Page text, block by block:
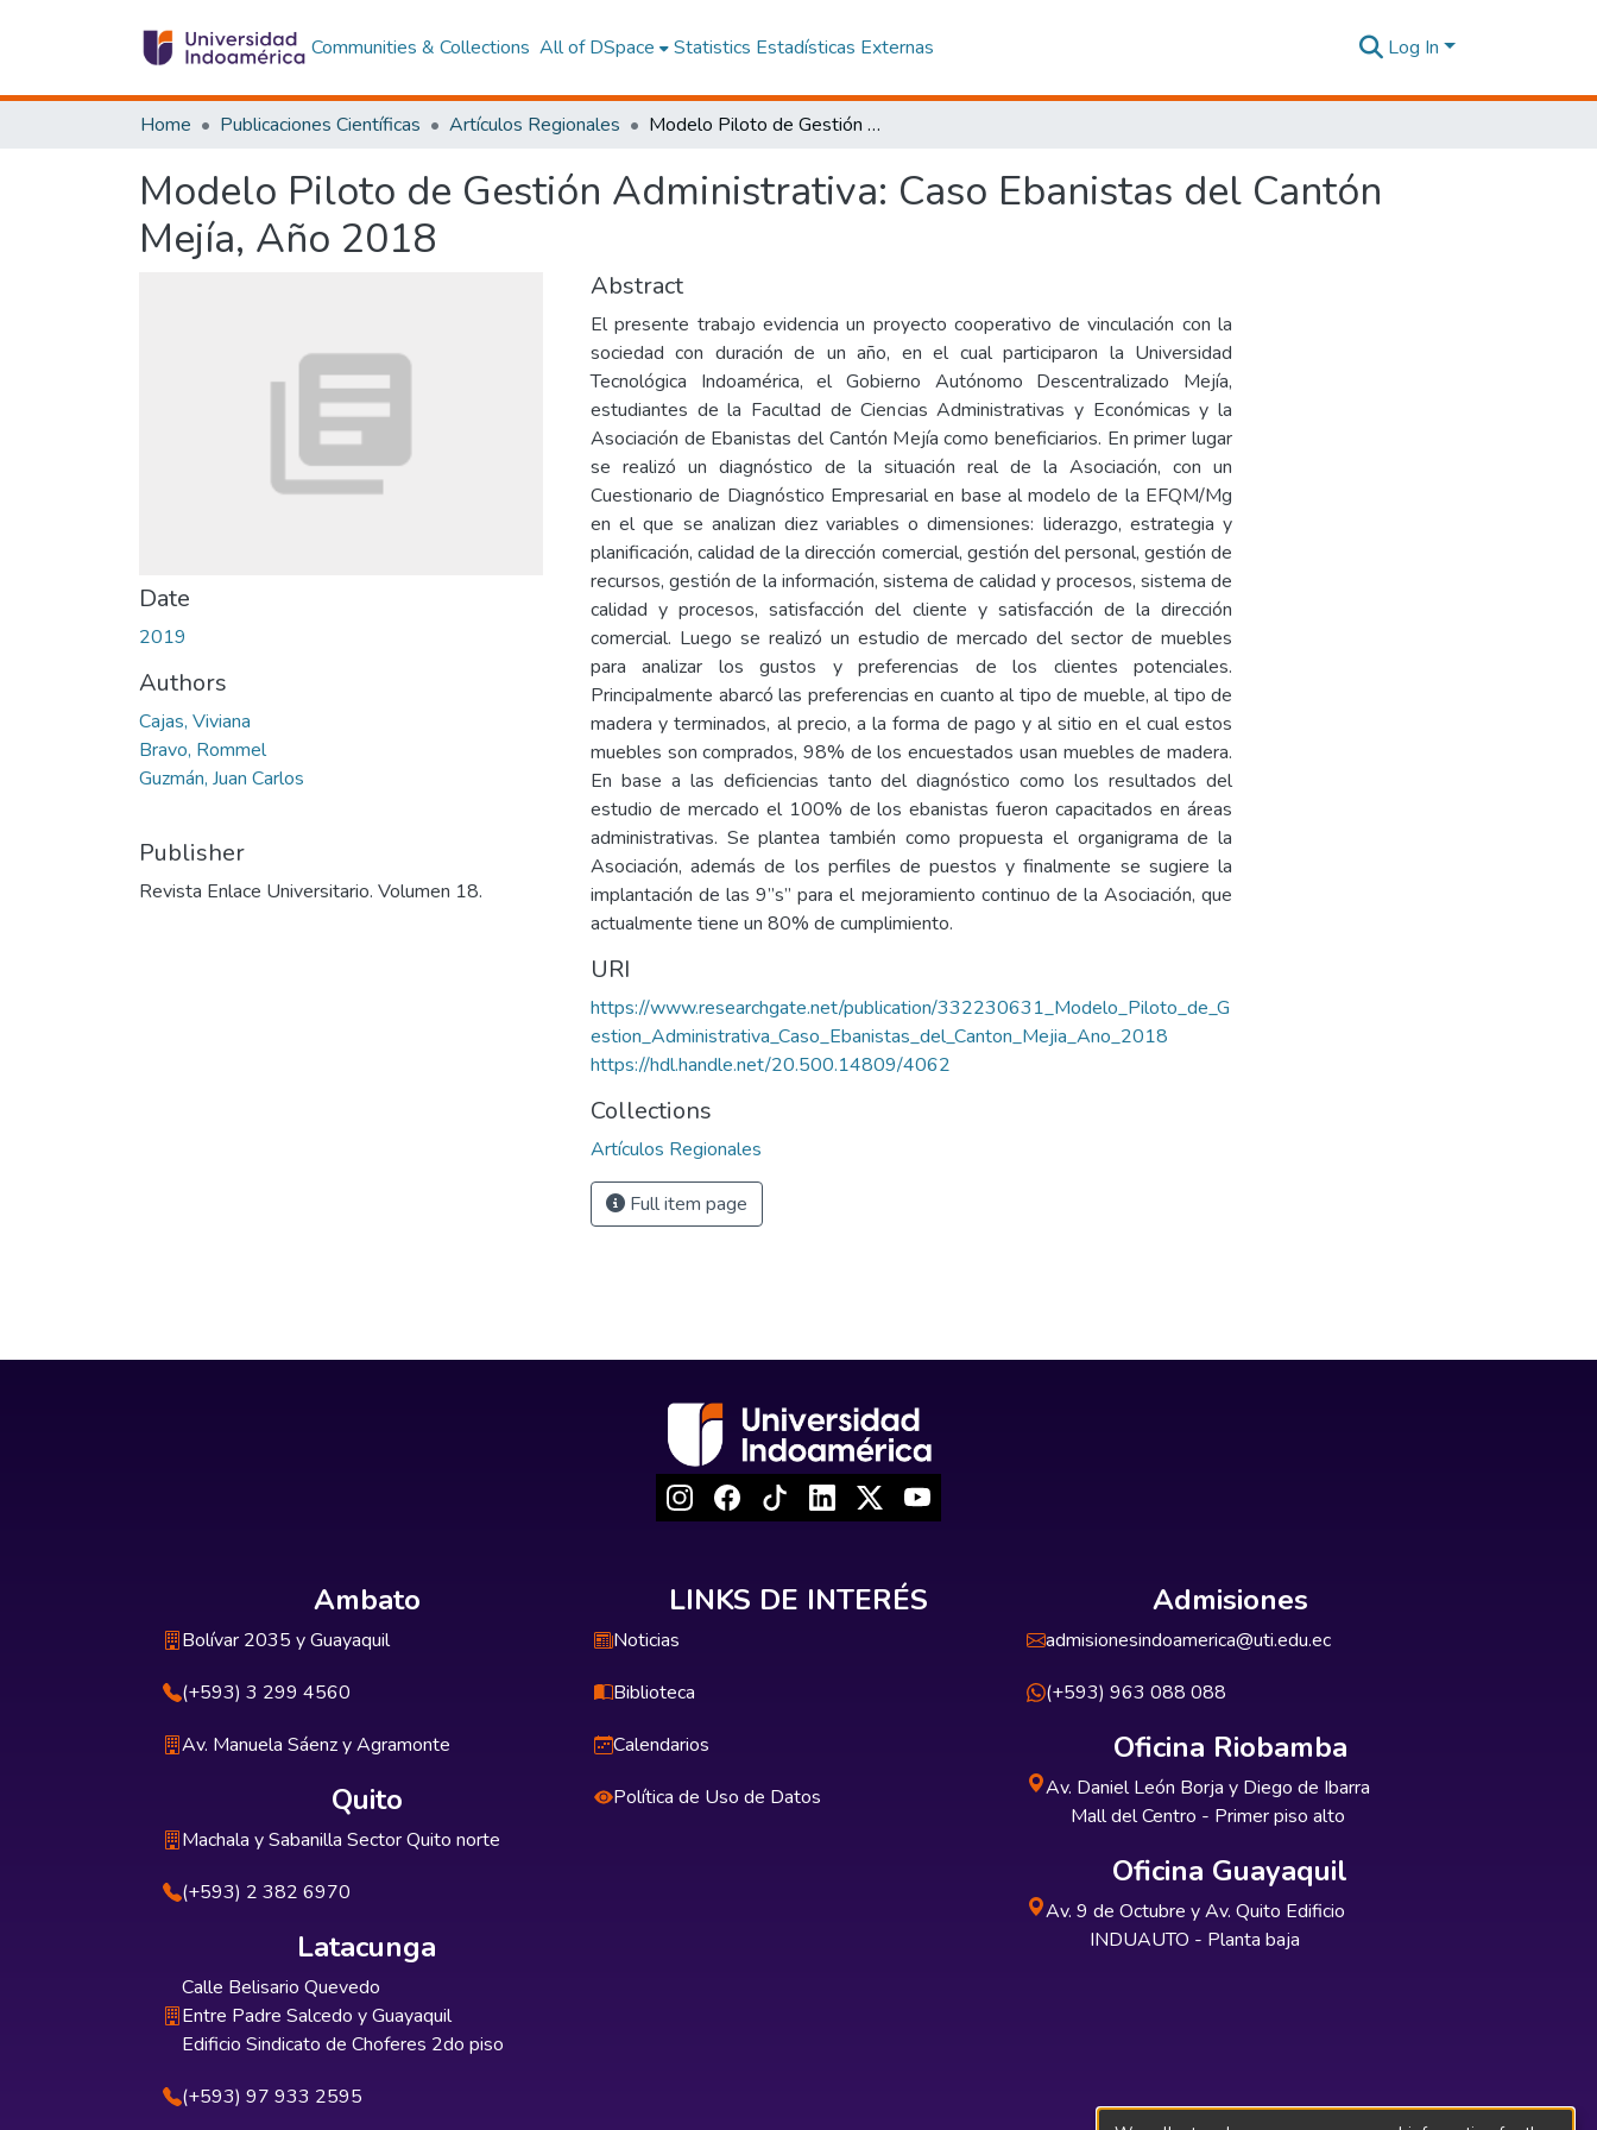
Communities & Collections All of DSpace Statistics Estadísticas Externas Log In
Home Publicaciones Científicas Artículos Regionales Modelo Piloto de Gestión Administrativa: Caso Ebanistas del Cantón Mejía, Año 2018
Modelo Piloto de Gestión Administrativa: Caso Ebanistas del Cantón
Mejía, Año 2018
Date
2019
Authors
Cajas, Viviana
Bravo, Rommel
Guzmán, Juan Carlos
Publisher
Revista Enlace Universitario. Volumen 18.
Abstract
El presente trabajo evidencia un proyecto cooperativo de vinculación con la
sociedad con duración de un año, en el cual participaron la Universidad
Tecnológica Indoamérica, el Gobierno Autónomo Descentralizado Mejía,
estudiantes de la Facultad de Ciencias Administrativas y Económicas y la
Asociación de Ebanistas del Cantón Mejía como beneficiarios. En primer lugar
se realizó un diagnóstico de la situación real de la Asociación, con un
Cuestionario de Diagnóstico Empresarial en base al modelo de la EFQM/Mg
en el que se analizan diez variables o dimensiones: liderazgo, estrategia y
planificación, calidad de la dirección comercial, gestión del personal, gestión de
recursos, gestión de la información, sistema de calidad y procesos, sistema de
calidad y procesos, satisfacción del cliente y satisfacción de la dirección
comercial. Luego se realizó un estudio de mercado del sector de muebles
para analizar los gustos y preferencias de los clientes potenciales.
Principalmente abarcó las preferencias en cuanto al tipo de mueble, al tipo de
madera y terminados, al precio, a la forma de pago y al sitio en el cual estos
muebles son comprados, 98% de los encuestados usan muebles de madera.
En base a las deficiencias tanto del diagnóstico como los resultados del
estudio de mercado el 100% de los ebanistas fueron capacitados en áreas
administrativas. Se plantea también como propuesta el organigrama de la
Asociación, además de los perfiles de puestos y finalmente se sugiere la
implantación de las 9”s” para el mejoramiento continuo de la Asociación, que
actualmente tiene un 80% de cumplimiento.
URI
https://www.researchgate.net/publication/332230631_Modelo_Piloto_de_G
estion_Administrativa_Caso_Ebanistas_del_Canton_Mejia_Ano_2018
https://hdl.handle.net/20.500.14809/4062
Collections
Artículos Regionales
Full item page
Ambato
Bolívar 2035 y Guayaquil
(+593) 3 299 4560
Av. Manuela Sáenz y Agramonte
Quito
Machala y Sabanilla Sector Quito norte
(+593) 2 382 6970
Latacunga
Calle Belisario Quevedo
Entre Padre Salcedo y Guayaquil
Edificio Sindicato de Choferes 2do piso
(+593) 97 933 2595
LINKS DE INTERÉS
Noticias
Biblioteca
Calendarios
Política de Uso de Datos
Admisiones
admisionesindoamerica@uti.edu.ec
(+593) 963 088 088
Oficina Riobamba
Av. Daniel León Borja y Diego de Ibarra
Mall del Centro - Primer piso alto
Oficina Guayaquil
Av. 9 de Octubre y Av. Quito Edificio
INDUAUTO - Planta baja